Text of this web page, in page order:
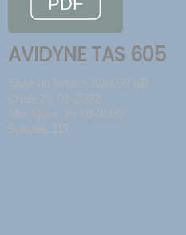
AVIDYNE TAS 605
Taille du fichier: 890.59 KB
Créé: 29-01-2022
Mis à jour: 29-01-2022
Succès: 113